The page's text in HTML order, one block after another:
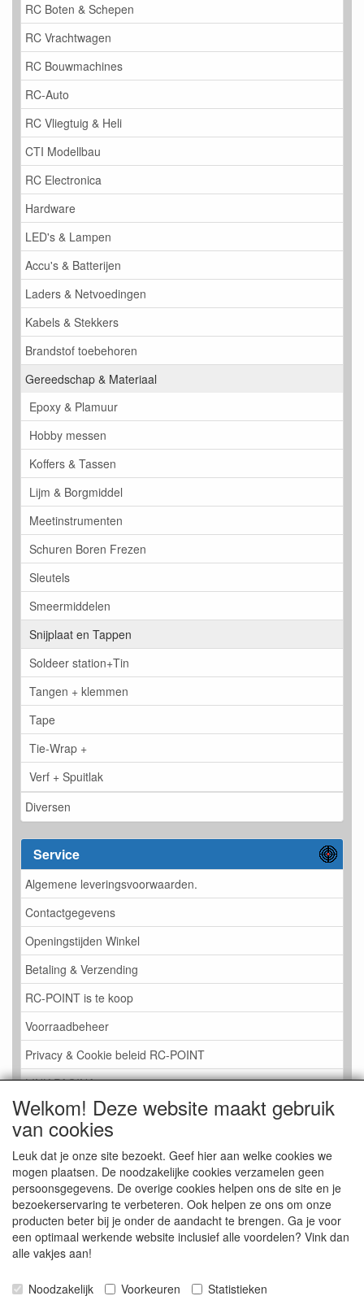
RC Boten & Schepen
RC Vrachtwagen
RC Bouwmachines
RC-Auto
RC Vliegtuig & Heli
CTI Modellbau
RC Electronica
Hardware
LED's & Lampen
Accu's & Batterijen
Laders & Netvoedingen
Kabels & Stekkers
Brandstof toebehoren
Gereedschap & Materiaal
Epoxy & Plamuur
Hobby messen
Koffers & Tassen
Lijm & Borgmiddel
Meetinstrumenten
Schuren Boren Frezen
Sleutels
Smeermiddelen
Snijplaat en Tappen
Soldeer station+Tin
Tangen + klemmen
Tape
Tie-Wrap +
Verf + Spuitlak
Diversen
Service
Algemene leveringsvoorwaarden.
Contactgegevens
Openingstijden Winkel
Betaling & Verzending
RC-POINT is te koop
Voorraadbeheer
Privacy & Cookie beleid RC-POINT
LINK PAGINA
Gastenboek RC-POINT
Kijkje in de Winkel
Welkom! Deze website maakt gebruik
van cookies
Leuk dat je onze site bezoekt. Geef hier aan welke cookies we
mogen plaatsen. De noodzakelijke cookies verzamelen geen
persoonsgegevens. De overige cookies helpen ons de site en je
bezoekerservaring te verbeteren. Ook helpen ze ons om onze
producten beter bij je onder de aandacht te brengen. Ga je voor
een optimaal werkende website inclusief alle voordelen? Vink dan
alle vakjes aan!
Noodzakelijk Voorkeuren Statistieken